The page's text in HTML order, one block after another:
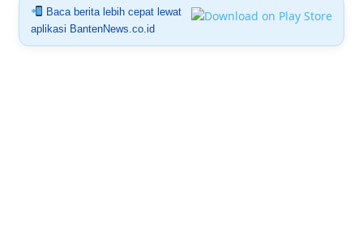
Baca berita lebih cepat lewat
aplikasi BantenNews.co.id